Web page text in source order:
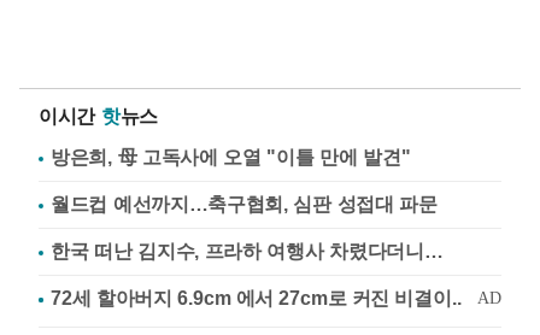
이시간 핫뉴스
방은희, 母 고독사에 오열 "이틀 만에 발견"
월드컵 예선까지…축구협회, 심판 성접대 파문
한국 떠난 김지수, 프라하 여행사 차렸다더니…